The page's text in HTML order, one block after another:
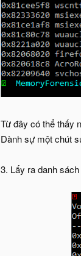
Từ đây có thể thấy
Dành sự một chút
3. Lấy ra danh